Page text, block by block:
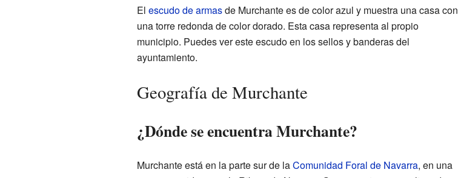
El escudo de armasde Murchante es de color azul y muestra una casa con
una torre redonda de color dorado. Esta casa representa al propio
municipio. Puedes ver este escudo en los sellos y banderas del
ayuntamiento.
Geografía de Murchante
¿Dónde se encuentra Murchante?
Murchante está en la parte sur de laComunidad Foral de Navarra, en una